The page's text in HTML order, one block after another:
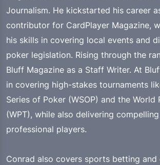
Journalism. He kickstarted his career
contributor for CardPlayer Magazine,
his skills in covering local events and
poker legislation. Rising through the
Bluff Magazine as a Staff Writer. At
in covering high-stakes tournaments
Series of Poker (WSOP) and the World
(WPT), while also delivering
professional players.
Conrad also covers sports betting and